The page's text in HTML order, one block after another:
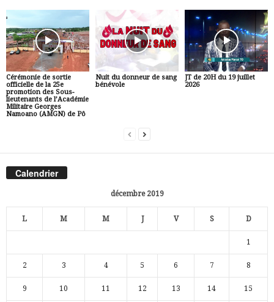
Cérémonie de sortie
officielle de la 25e
promotion des Sous-
lieutenants de l’Académie
Militaire Georges
Namoano (AMGN) de Pô
Nuit du donneur de sang
bénévole
JT de 20H du 19 juillet
2026
Calendrier
décembre 2019
L M M J V S D
1
2 3 4 5 6 7 8
9 10 11 12 13 14 15